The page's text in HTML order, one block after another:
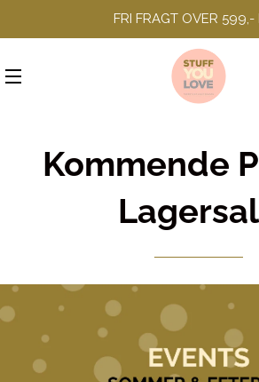
FRI FRAGT OVER 599,-
Kommende